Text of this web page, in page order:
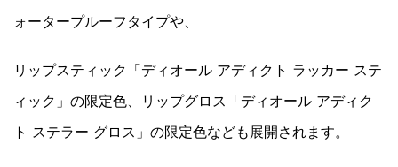
ォータープルーフタイプや、
リップスティック「ディオール アディクト ラッカー ステ
ィック」の限定色、リップグロス「ディオール アディク
ト ステラー グロス」の限定色なども展開されます。